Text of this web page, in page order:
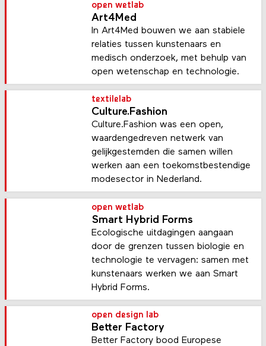
open wetlab
Art4Med
In Art4Med bouwen we aan stabiele
relaties tussen kunstenaars en
medisch onderzoek, met behulp van
open wetenschap en technologie.
textilelab
Culture.Fashion
Culture.Fashion was een open,
waardengedreven netwerk van
gelijkgestemden die samen willen
werken aan een toekomstbestendige
modesector in Nederland.
open wetlab
Smart Hybrid Forms
Ecologische uitdagingen aangaan
door de grenzen tussen biologie en
technologie te vervagen: samen met
kunstenaars werken we aan Smart
Hybrid Forms.
open design lab
Better Factory
Better Factory bood Europese